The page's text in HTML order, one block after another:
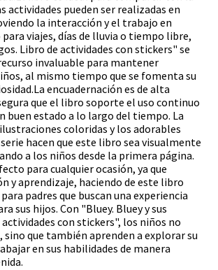
actividades pueden ser realizadas en
la interacción y el trabajo en
viajes, días de lluvia o tiempo libre,
Libro de actividades con stickers" se
invaluable para mantener
al mismo tiempo que se fomenta su
encuadernación es de alta
que el libro soporte el uso continuo
buen estado a lo largo del tiempo. La
coloridas y los adorables
hacen que este libro sea visualmente
a los niños desde la primera página.
para cualquier ocasión, ya que
y aprendizaje, haciendo de este libro
padres que buscan una experiencia
sus hijos. Con "Bluey. Bluey y sus
con stickers", los niños no
sino que también aprenden a explorar su
en sus habilidades de manera